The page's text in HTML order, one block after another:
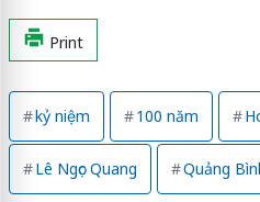
Print
kỷ niệm 100 năm
Lê Ngọc Quang Quảng